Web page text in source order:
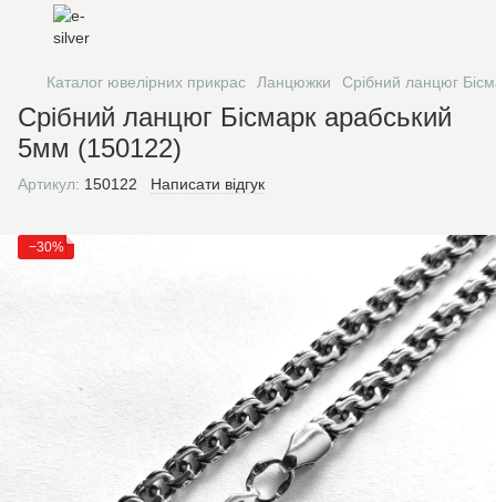
Каталог ювелірних прикрас Ланцюжки Срібний ланцюг
Срібний ланцюг Бісмарк арабський
5мм (150122)
Артикул: 150122 Написати відгук
−30%